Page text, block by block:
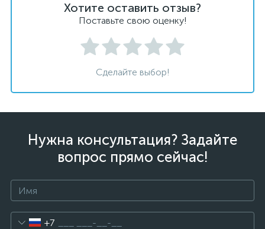
Хотите оставить отзыв?
Поставьте свою оценку!
Сделайте выбор!
Нужна консультация? Задайте
вопрос прямо сейчас!
+7